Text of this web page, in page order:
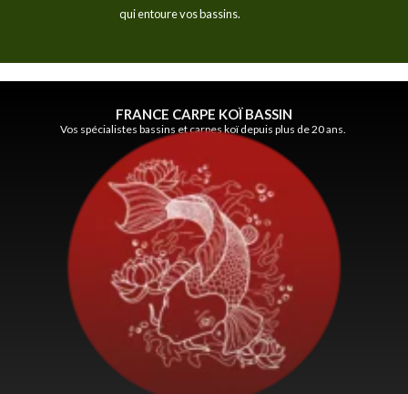
qui entoure vos bassins.
FRANCE CARPE KOÏ BASSIN
Vos spécialistes bassins et carpes koï depuis plus de 20 ans.